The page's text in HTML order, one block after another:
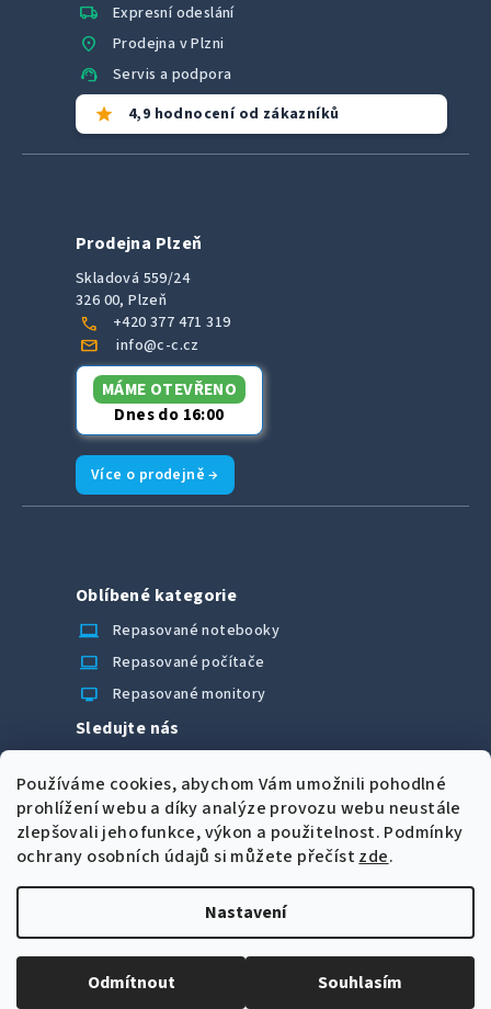
Používáme cookies, abychom Vám umožnili pohodlné
prohlížení webu a díky analýze provozu webu neustále
zlepšovali jeho funkce, výkon a použitelnost. Podmínky
ochrany osobních údajů si můžete přečíst zde.
Nastavení
Odmítnout Souhlasím
local_shipping Expresní odeslání
location_on Prodejna v Plzni
support_agent Servis a podpora
star 4,9 hodnocení od zákazníků
Prodejna Plzeň
Skladová 559/24
326 00, Plzeň
call +420 377 471 319
mail info@c-c.cz
MÁME OTEVŘENO
Dnes do 16:00
Více o prodejně →
Oblíbené kategorie
laptop_chromebook
Repasované notebooky
computer Repasované počítače
monitor Repasované monitory
Sledujte nás
Možnosti úhrady
Upravit nastavení cookies